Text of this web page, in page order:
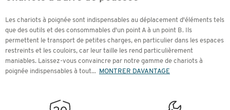
Les chariots à poignée sont indispensables au déplacement d'éléments tels
que des outils et des consommables d'un point A à un point B. Ils
permettent le transport de petites charges, en particulier dans les espaces
restreints et les couloirs, car leur taille les rend particulièrement
maniables. Laissez-vous convaincre par notre gamme de chariots à
poignée indispensables à tout... MONTRER DAVANTAGE